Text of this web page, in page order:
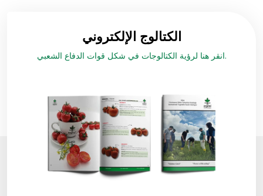
الكتالوج الإلكتروني
انقر هنا لرؤية الكتالوجات في شكل قوات الدفاع الشعبي.